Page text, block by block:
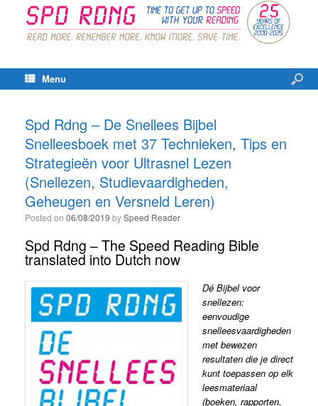
Menu
Spd Rdng – De Snellees Bijbel
Snelleesboek met 37 Technieken, Tips en
Strategieën voor Ultrasnel Lezen
(Snellezen, Studievaardigheden,
Geheugen en Versneld Leren)
Posted on 06/08/2019 bySpeed Reader
Spd Rdng – The Speed Reading Bible
translated into Dutch now
Dé Bijbel voor
snellezen:
eenvoudige
snelleesvaardigheden
met bewezen
resultaten die je direct
kunt toepassen op elk
leesmateriaal
(boeken, rapporten,